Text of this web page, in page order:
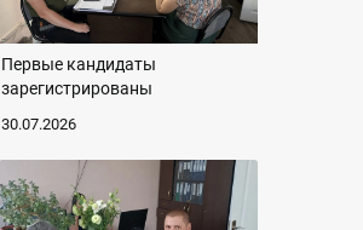
Первые кандидаты
зарегистрированы
30.07.2026